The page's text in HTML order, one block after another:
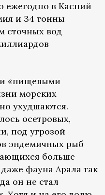
ежегодно в Каспий
и 34 тонны
сточных вод
«пищевыми
морских
ухудшаются.
осетровых,
под угрозой
эндемичных рыб
больше
фауна Арала так
он не стал